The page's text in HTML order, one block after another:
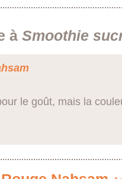
à Smoothie
le goût, mais la